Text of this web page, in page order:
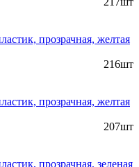
прозрачная, желтая
216шт
прозрачная, желтая
207шт
прозрачная, зеленая